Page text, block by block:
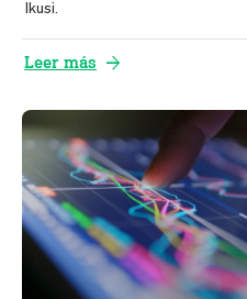
Ikusi.
Leer más arrow_forward